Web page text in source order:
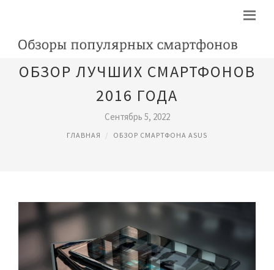
ОБЗОР ЛУЧШИХ СМАРТФОНОВ
2016 ГОДА
Сентябрь 5, 2022
ГЛАВНАЯ ОБЗОР СМАРТФОНА ASUS